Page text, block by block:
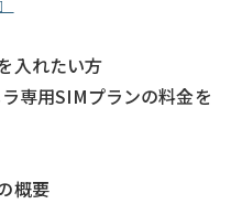
入れたい方
専用SIMプランの料金を
概要